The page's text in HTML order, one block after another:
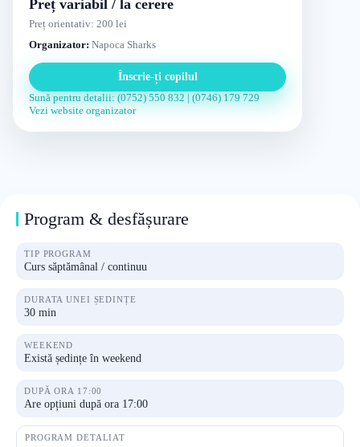
Preț variabil / la cerere
Preț orientativ: 200 lei
Organizator: Napoca Sharks
Înscrie-ți copilul
Sună pentru detalii: (0752) 550 832 | (0746) 179 729
Vezi website organizator
Program & desfășurare
TIP PROGRAM
Curs săptămânal / continuu
DURATA UNEI ȘEDINȚE
30 min
WEEKEND
Există ședințe în weekend
DUPĂ ORA 17:00
Are opțiuni după ora 17:00
PROGRAM DETALIAT